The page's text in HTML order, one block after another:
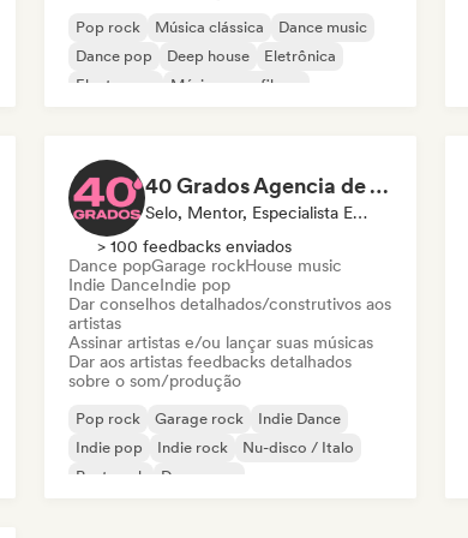
Pop rock Música clássica
Dance music
Dance pop
Deep house
Eletrônica
Electropop
Música para filmes
40 Grados Agencia de Artistas
Selo, Mentor, Especialista Em Som
> 100 feedbacks enviados
Dance popGarage rockHouse music
Indie DanceIndie pop
Dar conselhos detalhados/construtivos aos
artistas
Assinar artistas e/ou lançar suas músicas
Dar aos artistas feedbacks detalhados
sobre o som/produção
Pop rock Garage rock
Indie Dance
Indie pop
Indie rock
Nu-disco / Italo
Post punk
Dance pop